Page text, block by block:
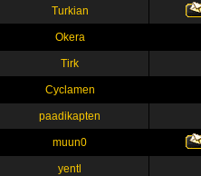
Turkian
Okera
Tirk
Cyclamen
paadikapten
muun0
yentl